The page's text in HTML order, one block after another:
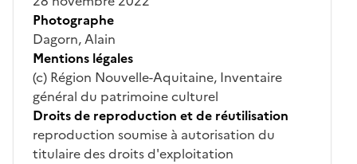
Photographe
Dagorn, Alain
Mentions légales
(c) Région Nouvelle-Aquitaine, Inventaire
général du patrimoine culturel
Droits de reproduction et de réutilisation
reproduction soumise à autorisation du
titulaire des droits d'exploitation